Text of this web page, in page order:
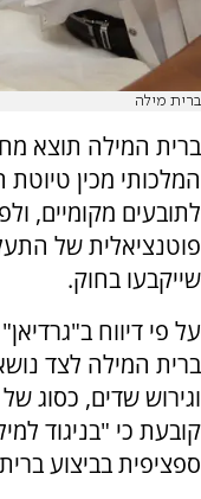
ברית מילה
ברית המילה תוצא
המלכותי מכין
לתובעים מקומיים,
פוטנציאלית של
שייקבעו בחוק.
על פי דיווח
ברית המילה לצד
וגירוש שדים, כסוג
קובעת כי "בניגוד
ספציפית בביצוע